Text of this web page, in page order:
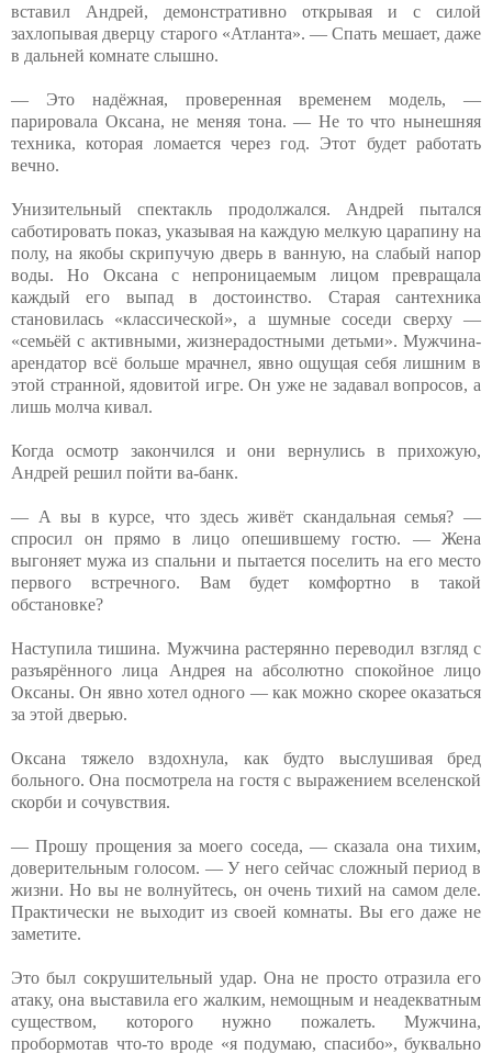
вставил Андрей, демонстративно открывая и с силой
захлопывая дверцу старого «Атланта». — Спать мешает, даже
в дальней комнате слышно.
— Это надёжная, проверенная временем модель, —
парировала Оксана, не меняя тона. — Не то что нынешняя
техника, которая ломается через год. Этот будет работать
вечно.
Унизительный спектакль продолжался. Андрей пытался
саботировать показ, указывая на каждую мелкую царапину на
полу, на якобы скрипучую дверь в ванную, на слабый напор
воды. Но Оксана с непроницаемым лицом превращала
каждый его выпад в достоинство. Старая сантехника
становилась «классической», а шумные соседи сверху —
«семьёй с активными, жизнерадостными детьми». Мужчина-
арендатор всё больше мрачнел, явно ощущая себя лишним в
этой странной, ядовитой игре. Он уже не задавал вопросов, а
лишь молча кивал.
Когда осмотр закончился и они вернулись в прихожую,
Андрей решил пойти ва-банк.
— А вы в курсе, что здесь живёт скандальная семья? —
спросил он прямо в лицо опешившему гостю. — Жена
выгоняет мужа из спальни и пытается поселить на его место
первого встречного. Вам будет комфортно в такой
обстановке?
Наступила тишина. Мужчина растерянно переводил взгляд с
разъярённого лица Андрея на абсолютно спокойное лицо
Оксаны. Он явно хотел одного — как можно скорее оказаться
за этой дверью.
Оксана тяжело вздохнула, как будто выслушивая бред
больного. Она посмотрела на гостя с выражением вселенской
скорби и сочувствия.
— Прошу прощения за моего соседа, — сказала она тихим,
доверительным голосом. — У него сейчас сложный период в
жизни. Но вы не волнуйтесь, он очень тихий на самом деле.
Практически не выходит из своей комнаты. Вы его даже не
заметите.
Это был сокрушительный удар. Она не просто отразила его
атаку, она выставила его жалким, немощным и неадекватным
существом, которого нужно пожалеть. Мужчина,
пробормотав что-то вроде «я подумаю, спасибо», буквально